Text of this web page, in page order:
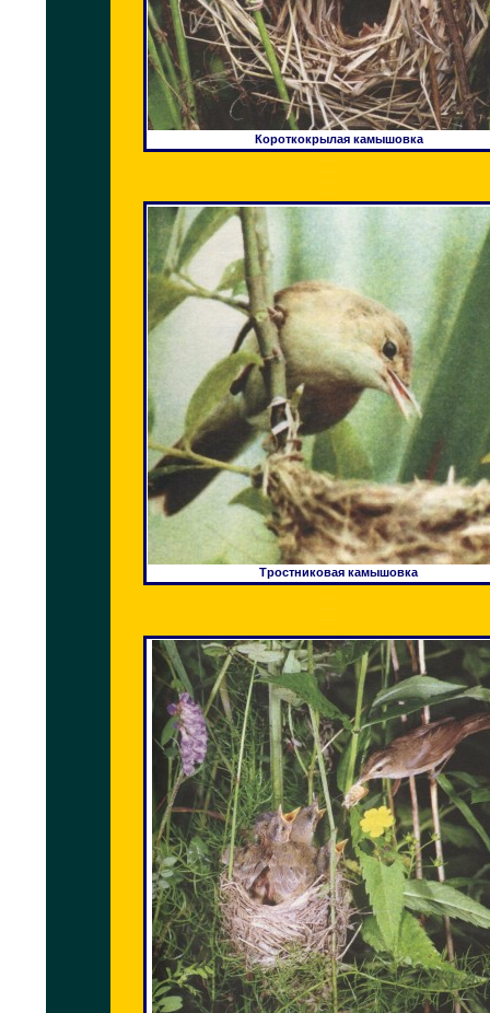
Короткокрылая камышовка
Тростниковая камышовка